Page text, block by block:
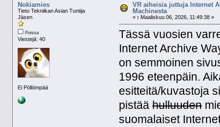
Nokiamies
Tieto Tekniikan Asian Tuntija
Jäsen
Poissa
Viestejä: 40
Ei Pöllömpää
VR aiheisia juttuja Internet
Machinesta
« : Maaliskuu 06, 2026, 11:49:38 »
Tässä vuosien
Internet Archive
on semmoinen
1996 eteenpäin.
esitteitä/kuvastoja
pistäähulluuden
suomalaiset